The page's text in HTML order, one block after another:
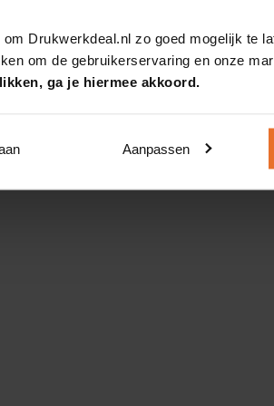
Drukwerkdeal.nl zo goed mogelijk te
om de gebruikerservaring en onze
ga je hiermee akkoord.
Aanpassen